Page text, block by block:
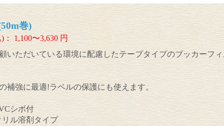
巻)
： 1,100〜3,630円
いただいている環境に配慮したテープタイプのブッカーフ
補強に最適!ラベルの保護にも使えます。
シボ付
ル溶剤タイプ